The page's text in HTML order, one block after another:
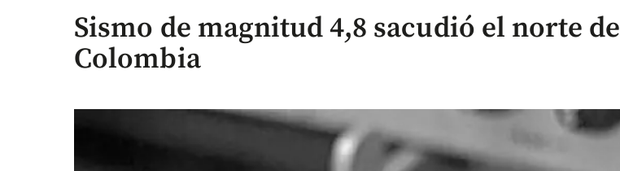
Sismo de magnitud 4,8 sacudió el norte de
Colombia